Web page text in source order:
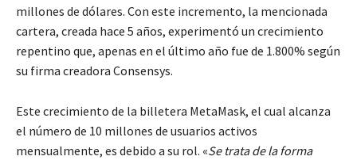
millones de dólares. Con este incremento, la mencionada
cartera, creada hace 5 años, experimentó un crecimiento
repentino que, apenas en el último año fue de 1.800% según
su firma creadora Consensys.
Este crecimiento de la billetera MetaMask, el cual alcanza
el número de 10 millones de usuarios activos
mensualmente, es debido a su rol. «Se trata de la forma